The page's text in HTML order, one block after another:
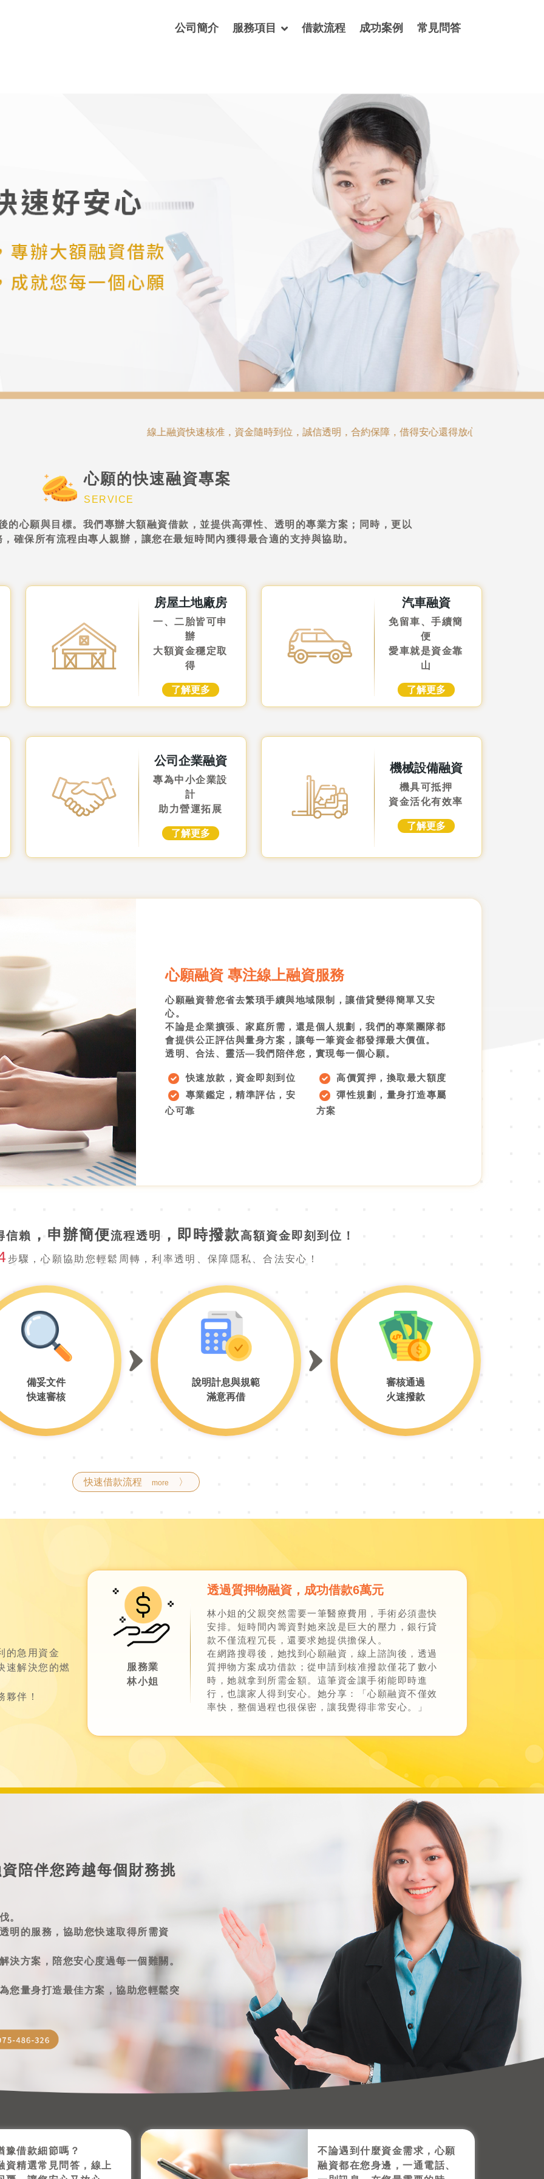
公司簡介 服務項目 借款流程 成功案例 常見問答
線上融資快速核准，資金隨時到位，誠信透明，合約保障，借得安心還得放心；企業擴張、家庭所需、個人規劃
心願的快速融資專案
SERVICE
的心願與目標。我們專辦大額融資借款，並提供高彈性、透明的專業方案；同時，更以
確保所有流程由專人親辦，讓您在最短時間內獲得最合適的支持與協助。
房屋土地廠房
一、二胎皆可申
辦
大額資金穩定取
得
了解更多
汽車融資
免留車、手續簡
便
愛車就是資金靠
山
了解更多
公司企業融資
專為中小企業設
計
助力營運拓展
了解更多
機械設備融資
機具可抵押
資金活化有效率
了解更多
心願融資 專注線上融資服務
心願融資替您省去繁瑣手續與地域限制，讓借貸變得簡單又安
心。
不論是企業擴張、家庭所需，還是個人規劃，我們的專業團隊都
會提供公正評估與量身方案，讓每一筆資金都發揮最大價值。
透明、合法、靈活—我們陪伴您，實現每一個心願。
快速放款，資金即刻到位
高價質押，換取最大額度
專業鑑定，精準評估，安
心可靠
彈性規劃，量身打造專屬
方案
信賴 ，申辦簡便流程透明 ， 即時撥款高額資金即刻到位！
步驟，心願協助您輕鬆周轉，利率透明、保障隱私、合法安心！
備妥文件
快速審核
說明計息與規範
滿意再借
審核通過
火速撥款
快速借款流程 more 〉
的急用資金
速解決您的燃
伴！
服務業
林小姐
透過質押物融資，成功借款6萬元
林小姐的父親突然需要一筆醫療費用，手術必須盡快
安排。短時間內籌資對她來說是巨大的壓力，銀行貸
款不僅流程冗長，還要求她提供擔保人。
在網路搜尋後，她找到心願融資，線上諮詢後，透過
質押物方案成功借款；從申請到核准撥款僅花了數小
時，她就拿到所需金額。這筆資金讓手術能即時進
行，也讓家人得到安心。她分享：「心願融資不僅效
率快，整個過程也很保密，讓我覺得非常安心。」
陪伴您跨越每個財務挑
。
明的服務，協助您快速取得所需資
決方案，陪您安心度過每一個難關。
您量身打造最佳方案，協助您輕鬆突
豫借款細節嗎？
資精選常見問答，線上
不論遇到什麼資金需求，心願
融資都在您身邊，一通電話、